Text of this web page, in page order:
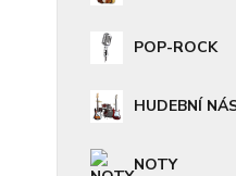
POP-ROCK
HUDEBNÍ
NOTY